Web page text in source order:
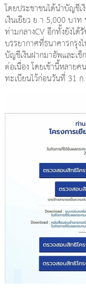
โดยประชาชนได้นำบัญชีเ
เงินเยียว ย า 5,000 บา
ท่ามกลางCV อีกทั้งยังไ
บรรยากาศที่ธนาคารกรุ
บัญชีเงินฝากมาอัพและเช็
ต่อเนื่อง โดยเช้านี้หลาย
ทะเบียนไว้ก่อนวันที่ 31 ก